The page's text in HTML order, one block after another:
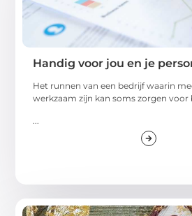
Handig voor jou en je
Het runnen van een bedrijf waarin
werkzaam zijn kan soms zorgen voor